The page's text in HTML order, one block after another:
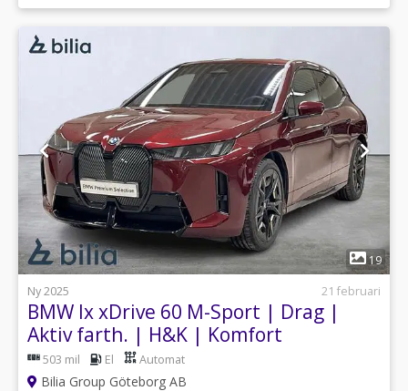
1
19
Ny 2025
21 februari
BMW Ix xDrive 60 M-Sport | Drag |
Aktiv farth. | H&K | Komfort
503 mil El Automat
Bilia Group Göteborg AB